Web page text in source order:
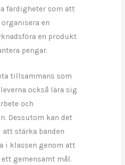
färdigheter som att
en
en produkt
pengar.
tillsammans som
också lära sig
och
Dessutom kan det
stärka banden
i klassen genom att
gemensamt mål.